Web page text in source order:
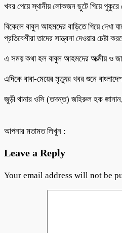
খবর পেয়ে স্থানীয় লোকজন ছুটে গিয়ে পুকুরে
বিকেলে বাবুল আহমদের বাড়িতে গিয়ে দেখা
প্রতিবেশীরা তাদের সান্ত্বনা দেওয়ার চেষ্টা
এ সময় কথা হল বাবুল আহমদের আত্মীয় ও
এদিকে বাবা-মেয়ের মৃত্যুর খবর শুনে
জুড়ী থানার ওসি (তদন্ত) জহিরুল হক
আপনার মতামত লিখুন :
Leave a Reply
Your email address will not be